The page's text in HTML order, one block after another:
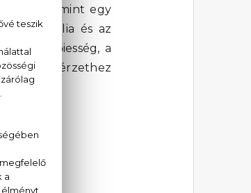
lágyan, mint egy
vanília és az
illat a nőiesség, a
luxusérzethez